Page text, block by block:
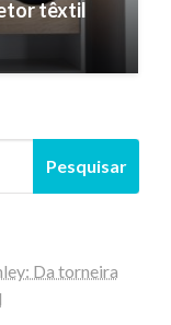
têxtil
Pesquisar
Da torneira